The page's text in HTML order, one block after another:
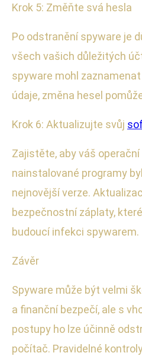
Krok 5: Změňte svá hesla
Po odstranění spyware je
všech vašich důležitých
spyware mohl
údaje, změna hesel
Krok 6: Aktualizujte svůj
Zajistěte, aby váš
nainstalované programy
nejnovější verze.
bezpečnostní záplaty,
budoucí infekci spywarem.
Závěr
Spyware může být velmi
a finanční bezpečí, ale s
postupy ho lze účinně
počítač. Pravidelné